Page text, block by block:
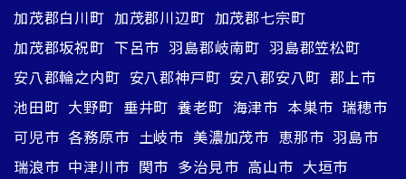
加茂郡白川町 加茂郡川辺町 加茂郡七宗町
加茂郡坂祝町 下呂市 羽島郡岐南町 羽島郡笠松町
安八郡輪之内町 安八郡神戸町 安八郡安八町 郡上市
池田町 大野町 垂井町 養老町 海津市 本巣市 瑞穂市
可児市 各務原市 土岐市 美濃加茂市 恵那市 羽島市
瑞浪市 中津川市 関市 多治見市 高山市 大垣市